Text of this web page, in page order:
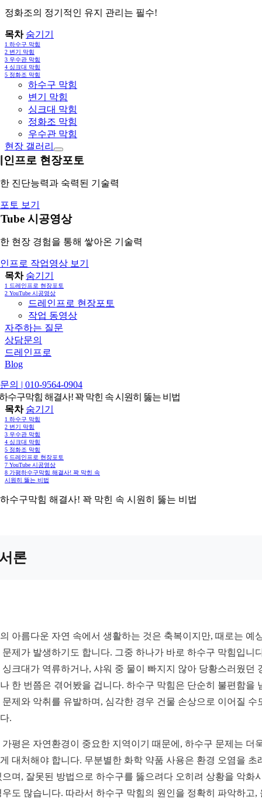
정화조의 정기적인 유지 관리는 필수!
목차 숨기기
1 하수구 막힘
2 변기 막힘
3 우수관 막힘
4 싱크대 막힘
5 정화조 막힘
하수구 막힘
변기 막힘
싱크대 막힘
정화조 막힘
우수관 막힘
현장 갤러리
인프로 현장포토
진단능력과 숙력된 기술력
토 보기
시공영상
현장 경험을 통해 쌓아온 기술력
프로 작업영상 보기
목차 숨기기
1 드레인프로 현장포토
2 YouTube 시공영상
드레인프로 현장포토
작업 동영상
자주하는 질문
상담문의
드레인프로
Blog
의 | 010-9564-0904
수구막힘 해결사! 꽉 막힌 속 시원히 뚫는 비법
목차 숨기기
1 하수구 막힘
2 변기 막힘
3 우수관 막힘
4 싱크대 막힘
5 정화조 막힘
6 드레인프로 현장포토
7 YouTube 시공영상
8 가평하수구막힘 해결사! 꽉 막힌 속
시원히 뚫는 비법
수구막힘 해결사! 꽉 막힌 속 시원히 뚫는 비법
론
아름다운 자연 속에서 생활하는 것은 축복이지만, 때로는 예
문제가 발생하기도 합니다. 그중 하나가 바로 하수구 막힘입니
싱크대가 역류하거나, 샤워 중 물이 빠지지 않아 당황스러웠던
한 번쯤은 겪어봤을 겁니다. 하수구 막힘은 단순히 불편함을
문제와 악취를 유발하며, 심각한 경우 건물 손상으로 이어질 수
.
가평은 자연환경이 중요한 지역이기 때문에, 하수구 문제는 더
대처해야 합니다. 무분별한 화학 약품 사용은 환경 오염을 초
으며, 잘못된 방법으로 하수구를 뚫으려다 오히려 상황을 악화
우도 많습니다. 따라서 하수구 막힘의 원인을 정확히 파악하고,